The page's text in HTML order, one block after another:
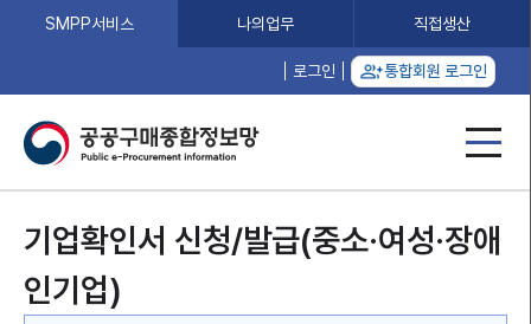
SMPP서비스 나의업무 직접생산
로그인 통합회원 로그인
기업확인서 신청/발급(중소·여성·장애
인기업)